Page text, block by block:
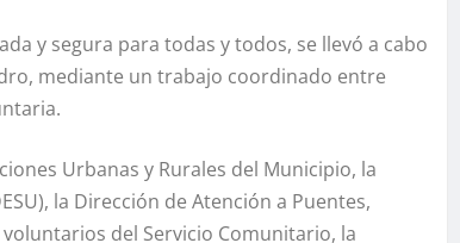
y segura para todas y todos, se llevó a cabo
mediante un trabajo coordinado entre
Urbanas y Rurales del Municipio, la
la Dirección de Atención a Puentes,
del Servicio Comunitario, la